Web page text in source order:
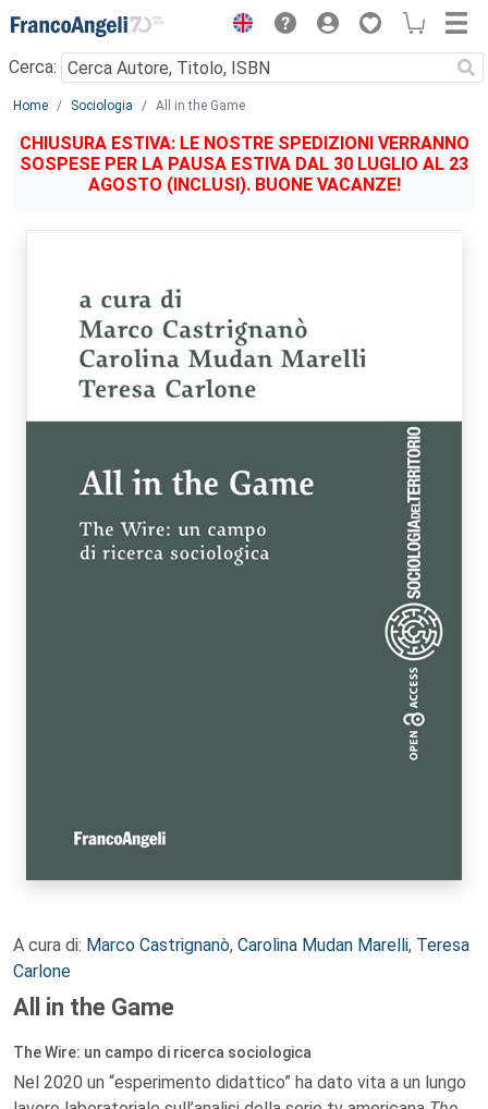
Menu
Cerca:
Main content
Home Sociologia All in the Game
CHIUSURA ESTIVA: LE NOSTRE SPEDIZIONI VERRANNO
SOSPESE PER LA PAUSA ESTIVA DAL 30 LUGLIO AL 23
AGOSTO (INCLUSI). BUONE VACANZE!
A cura di: Marco Castrignanò, Carolina Mudan Marelli, Teresa
Carlone
All in the Game
The Wire: un campo di ricerca sociologica
Nel 2020 un “esperimento didattico” ha dato vita a un lungo